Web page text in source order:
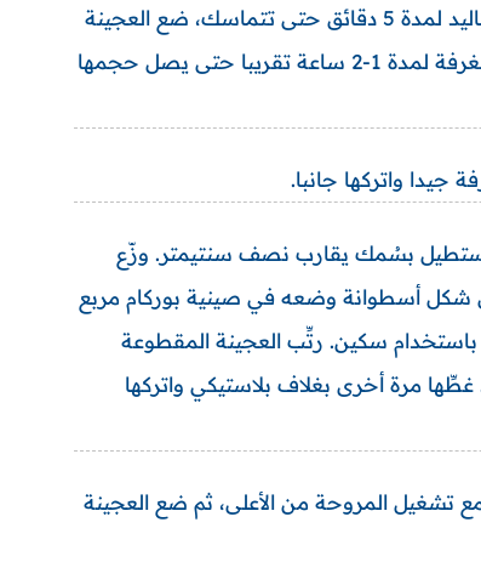
والملح واخلطهم قليلا، ثم ضع العجينة على سطح العمل واعجنها باليد لمدة 5 دقائق حتى تتماسك، ضع العجينة
في وعاء وغطها بغلاف بلاستيكي واتركها تتخمر في درجة حرارة الغرفة لمدة 1-2 ساعة تقريبا حتى يصل حجمها
جيدا واتركها جانبا.
بسُمك يقارب نصف سنتيمتر. وزّع
شكل أسطوانة وضعه في صينية بوركام مربع
العجينة إلى 7 قطع متساوية باستخدام سكين. رتِّب العجينة المقطوعة
مرة أخرى بغلاف بلاستيكي واتركها
الفرن مسبقا على درجة حرارة 180° مئوية مع تشغيل المروحة من الأعلى، ثم ضع العجينة